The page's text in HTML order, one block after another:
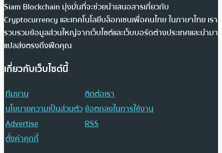
Siam Blockchain มุ่งมั่นที่จะช่วยนำเสนอสารเกี่ยวกับ
Cryptocurrency และเทคโนโลยีบล็อกเชนเพื่อคนไทย ในภาษาไทย เรา
รวบรวมข้อมูลส่วนใหญ่จากเว็บไซต์และเว็บบอร์ดต่างประเทศและนำมา
แปลส่งตรงถึงฟีดคุณ
เกี่ยวกับเว็บไซต์นี้
ทีมงาน
ติดต่อเรา
นโยบายความเป็นส่วนตัวข้อตกลงในการใช้งาน
Advertise
RSS
ตั้งค่าคุกกี้